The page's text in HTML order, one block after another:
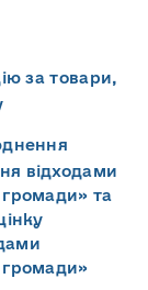
за товари,
відходами
громади» та
громади»